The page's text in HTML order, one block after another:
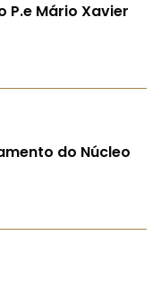
P.e Mário Xavier
do Núcleo